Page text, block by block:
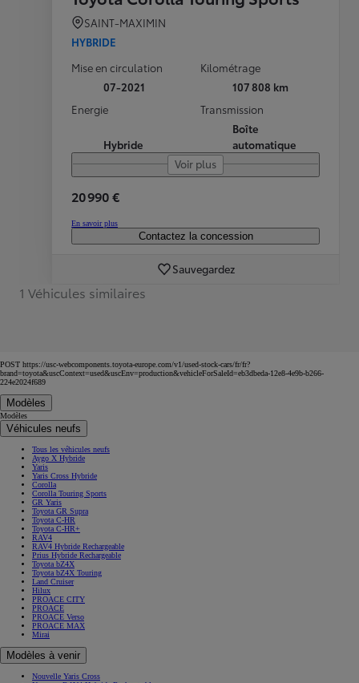
SAINT-MAXIMIN
HYBRIDE
Mise en circulation
07-2021
Kilométrage
107 808 km
Energie
Hybride
Transmission
Boîte
automatique
Voir plus
20 990 €
En savoir plus
Contactez la concession
Sauvegardez
1 Véhicules similaires
POST https://usc-webcomponents.toyota-europe.com/v1/used-stock-cars/fr/fr?
brand=toyota&uscContext=used&uscEnv=production&vehicleForSaleId=eb3dbeda-12e8-4e9b-b266-
224e2024f689
Modèles
Modèles
Véhicules neufs
Tous les véhicules neufs
Aygo X Hybride
Yaris
Yaris Cross Hybride
Corolla
Corolla Touring Sports
GR Yaris
Toyota GR Supra
Toyota C-HR
Toyota C-HR+
RAV4
RAV4 Hybride Rechargeable
Prius Hybride Rechargeable
Toyota bZ4X
Toyota bZ4X Touring
Land Cruiser
Hilux
PROACE CITY
PROACE
PROACE Verso
PROACE MAX
Mirai
Modèles à venir
Nouvelle Yaris Cross